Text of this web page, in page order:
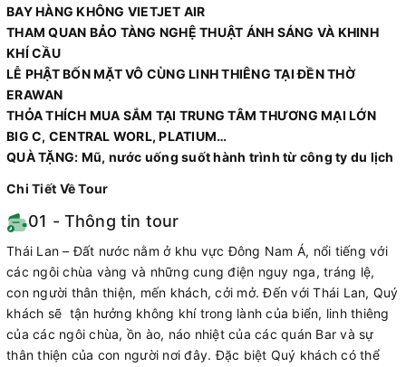
BAY HÀNG KHÔNG VIETJET AIR
THAM QUAN BẢO TÀNG NGHỆ THUẬT ÁNH SÁNG VÀ KHINH
KHÍ CẦU
LỄ PHẬT BỐN MẶT VÔ CÙNG LINH THIÊNG TẠI ĐỀN THỜ
ERAWAN
THỎA THÍCH MUA SẮM TẠI TRUNG TÂM THƯƠNG MẠI LỚN
BIG C, CENTRAL WORL, PLATIUM…
QUÀ TẶNG: Mũ, nước uống suốt hành trình từ công ty du lịch
Chi Tiết Về Tour
01 - Thông tin tour
Thái Lan – Đất nước nằm ở khu vực Đông Nam Á, nổi tiếng với
các ngôi chùa vàng và những cung điện nguy nga, tráng lệ,
con người thân thiện, mến khách, cởi mở. Đến với Thái Lan, Quý
khách sẽ tận hưởng không khí trong lành của biển, linh thiêng
của các ngôi chùa, ồn ào, náo nhiệt của các quán Bar và sự
thân thiện của con người nơi đây. Đặc biệt Quý khách có thể